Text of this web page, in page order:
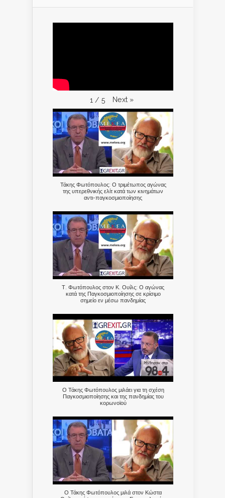
1 / 5 Next »
Τάκης Φωτόπουλος: Ο τριμέτωπος αγώνας
της υπερεθνικής ελίτ κατά των κινημάτων
αντι-παγκοσμιοποίησης
Τ. Φωτόπουλος στον Κ. Ουίλς: Ο αγώνας
κατά της Παγκοσμιοποίησης σε κρίσιμο
σημείο εν μέσω πανδημίας
Ο Τάκης Φωτόπουλος μιλάει για τη σχέση
Παγκοσμιοποίησης και της πανδημίας του
κορωνοϊού
Ο Τάκης Φωτόπουλος μιλά στον Κώστα